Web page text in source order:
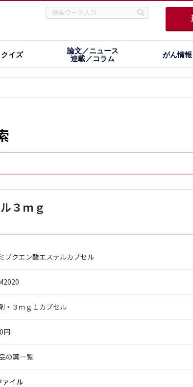
クイズ
論文／ニュース
連載／コラム
がん情報
３ｍｇ
ブクエン酸エステルカプセル
・３ｍｇ１カプセル
円
の薬一覧
ァイル